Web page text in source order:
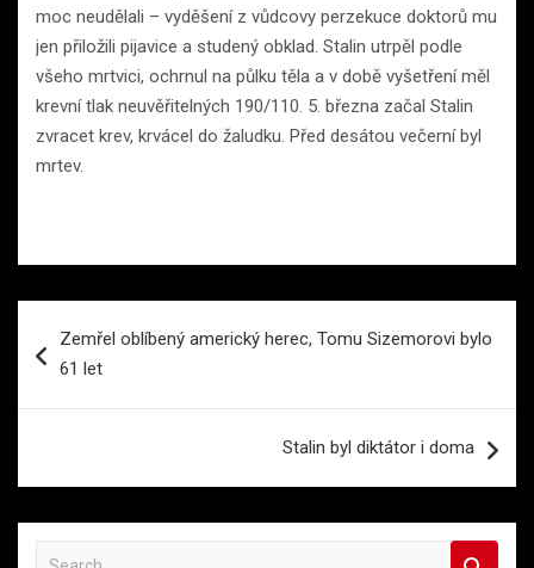
moc neudělali – vyděšení z vůdcovy perzekuce doktorů mu
jen přiložili pijavice a studený obklad. Stalin utrpěl podle
všeho mrtvici, ochrnul na půlku těla a v době vyšetření měl
krevní tlak neuvěřitelných 190/110. 5. března začal Stalin
zvracet krev, krvácel do žaludku. Před desátou večerní byl
mrtev.
proZemřel oblíbený americký herec, Tomu Sizemorovi bylo
61 let
Stalin byl diktátor i doma